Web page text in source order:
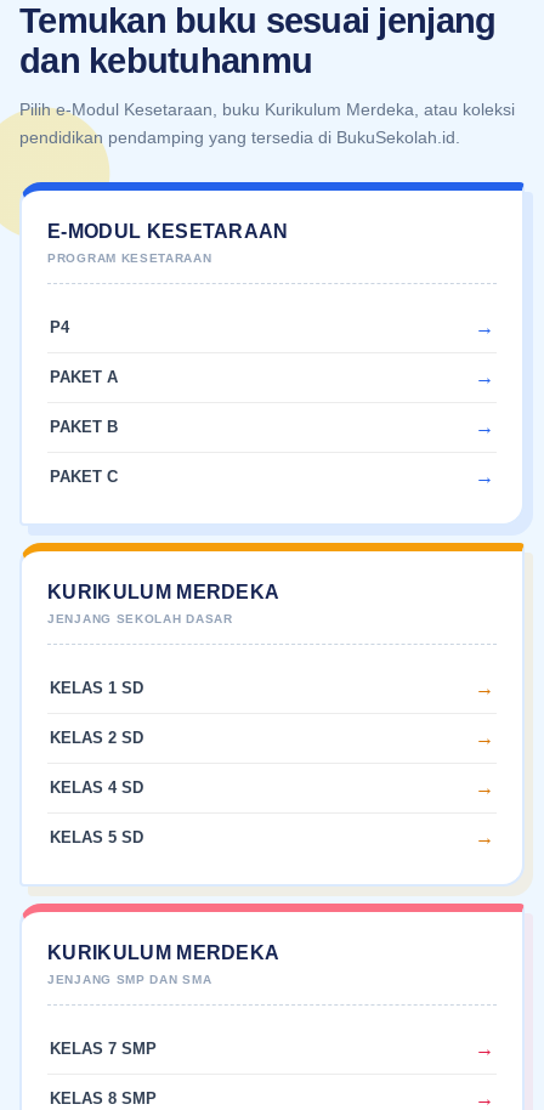
Temukan buku sesuai jenjang
dan kebutuhanmu
Pilih e-Modul Kesetaraan, buku Kurikulum Merdeka, atau koleksi
pendidikan pendamping yang tersedia di BukuSekolah.id.
E-MODUL KESETARAAN
P4
PAKET A
PAKET B
PAKET C
KURIKULUM MERDEKA
KELAS 1 SD
KELAS 2 SD
KELAS 4 SD
KELAS 5 SD
KURIKULUM MERDEKA
KELAS 7 SMP
KELAS 8 SMP